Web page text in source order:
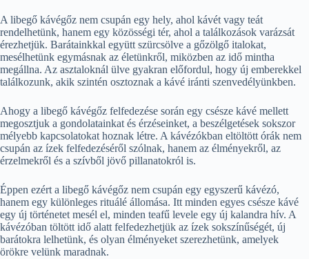
A libegő kávégőz nem csupán egy hely, ahol kávét vagy teát
rendelhetünk, hanem egy közösségi tér, ahol a találkozások varázsát
érezhetjük. Barátainkkal együtt szürcsölve a gőzölgő italokat,
mesélhetünk egymásnak az életünkről, miközben az idő mintha
megállna. Az asztaloknál ülve gyakran előfordul, hogy új emberekkel
találkozunk, akik szintén osztoznak a kávé iránti szenvedélyünkben.
Ahogy a libegő kávégőz felfedezése során egy csésze kávé mellett
megosztjuk a gondolatainkat és érzéseinket, a beszélgetések sokszor
mélyebb kapcsolatokat hoznak létre. A kávézókban eltöltött órák nem
csupán az ízek felfedezéséről szólnak, hanem az élményekről, az
érzelmekről és a szívből jövő pillanatokról is.
Éppen ezért a libegő kávégőz nem csupán egy egyszerű kávézó,
hanem egy különleges rituálé állomása. Itt minden egyes csésze kávé
egy új történetet mesél el, minden teafű levele egy új kalandra hív. A
kávézóban töltött idő alatt felfedezhetjük az ízek sokszínűségét, új
barátokra lelhetünk, és olyan élményeket szerezhetünk, amelyek
örökre velünk maradnak.